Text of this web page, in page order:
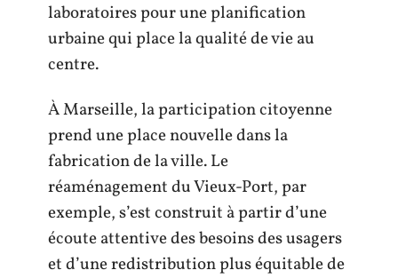
laboratoires pour une planification
urbaine qui place la qualité de vie au
centre.
À Marseille, la participation citoyenne
prend une place nouvelle dans la
fabrication de la ville. Le
réaménagement du Vieux-Port, par
exemple, s’est construit à partir d’une
écoute attentive des besoins des usagers
et d’une redistribution plus équitable de